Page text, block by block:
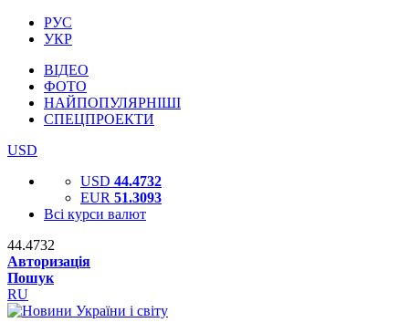
РУС
УКР
ВІДЕО
ФОТО
НАЙПОПУЛЯРНІШІ
СПЕЦПРОЕКТИ
USD
USD 44.4732
EUR 51.3093
Всі курси валют
44.4732
Авторизація
Пошук
RU